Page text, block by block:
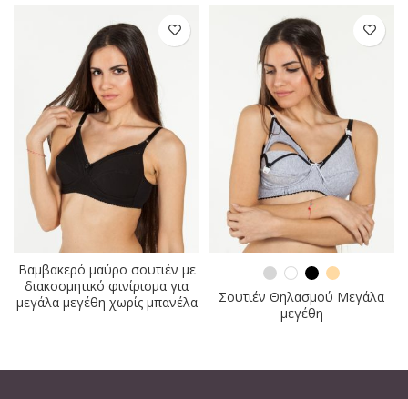
Βαμβακερό μαύρο σουτιέν με
διακοσμητικό φινίρισμα για
μεγάλα μεγέθη χωρίς μπανέλα
Σουτιέν Θηλασμού Μεγάλα
μεγέθη